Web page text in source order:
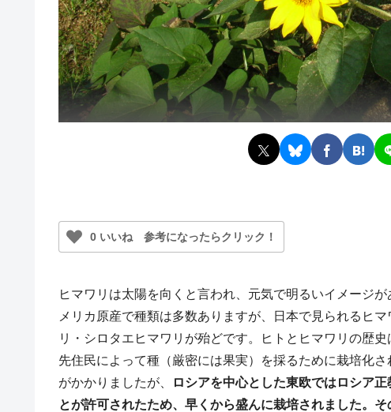
0 いいね 参考になったらクリック！
ヒマワリは太陽を向くと言われ、元気で明るいイメージ
メリカ原産で種類は多数ありますが、日本で見られるヒ
リ・シロタエヒマワリが殆どです。ヒトとヒマワリの歴
先住民によって種（厳密には果実）を採るために栽培化
がかかりましたが、
ロシアを中心とした東欧ではロシア
とが許可されたため、早くから盛んに栽培されました。そ